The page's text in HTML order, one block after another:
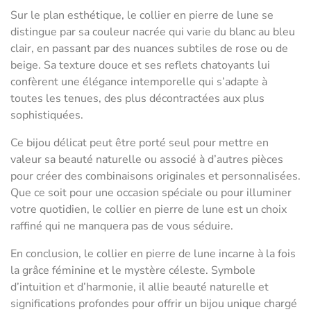
Sur le plan esthétique, le collier en pierre de lune se
distingue par sa couleur nacrée qui varie du blanc au bleu
clair, en passant par des nuances subtiles de rose ou de
beige. Sa texture douce et ses reflets chatoyants lui
confèrent une élégance intemporelle qui s’adapte à
toutes les tenues, des plus décontractées aux plus
sophistiquées.
Ce bijou délicat peut être porté seul pour mettre en
valeur sa beauté naturelle ou associé à d’autres pièces
pour créer des combinaisons originales et personnalisées.
Que ce soit pour une occasion spéciale ou pour illuminer
votre quotidien, le collier en pierre de lune est un choix
raffiné qui ne manquera pas de vous séduire.
En conclusion, le collier en pierre de lune incarne à la fois
la grâce féminine et le mystère céleste. Symbole
d’intuition et d’harmonie, il allie beauté naturelle et
significations profondes pour offrir un bijou unique chargé